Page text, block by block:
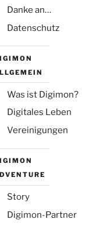
Danke an…
Datenschutz
Was ist Digimon?
Digitales Leben
Vereinigungen
Story
Digimon-Partner